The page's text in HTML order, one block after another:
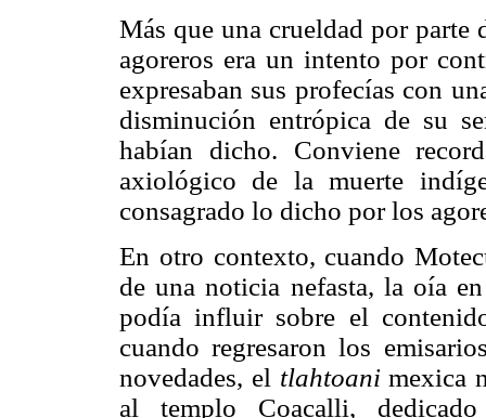
Más que una crueldad por
agoreros era un intento por
expresaban sus profecías con
disminución entrópica de su
habían dicho. Conviene
axiológico de la muerte
consagrado lo dicho por los
En otro contexto, cuando
de una noticia nefasta, la oía
podía influir sobre el
cuando regresaron los
novedades, el tlahtoanimexica
al templo Coacalli,